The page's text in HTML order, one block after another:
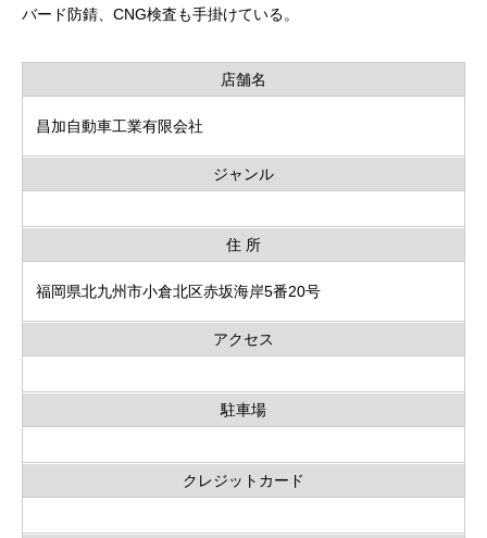
バード防錆、CNG検査も手掛けている。
店舗名
昌加自動車工業有限会社
ジャンル
住 所
福岡県北九州市小倉北区赤坂海岸5番20号
アクセス
駐車場
クレジットカード